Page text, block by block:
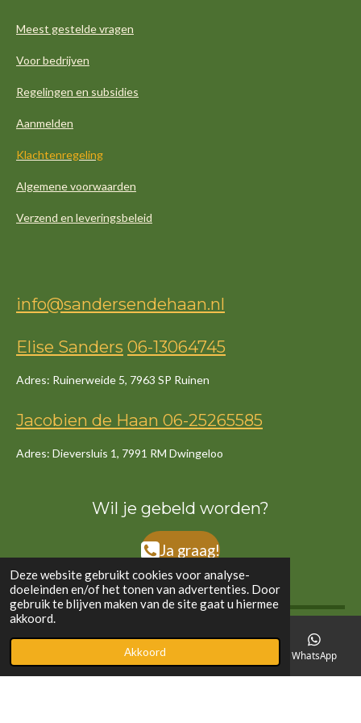
Deze website gebruikt cookies voor analyse-
doeleinden en/of het tonen van advertenties. Door
gebruik te blijven maken van de site gaat u hiermee
akkoord.
Akkoord
Meest gestelde vragen
Voor bedrijven
Regelingen en subsidies
Aanmelden
Klachtenregeling
Algemene voorwaarden
Verzend en leveringsbeleid
info@sandersendehaan.nl
Elise Sanders 06-13064745
Adres: Ruinerweide 5, 7963 SP Ruinen
Jacobien de Haan 06-25265585
Adres: Dieversluis 1, 7991 RM Dwingeloo
Wil je gebeld worden?
Ja graag!
©2020 - 2024 Sanders en De Haan | Website door Sanders en De Haan | Fotografie
eigen foto's en stock
Telefoonnummer WhatsApp